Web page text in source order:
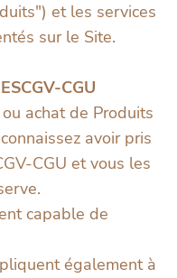
et les services
sur le Site.
CGU
achat de Produits
avoir pris
CGU et vous les
capable de
également à